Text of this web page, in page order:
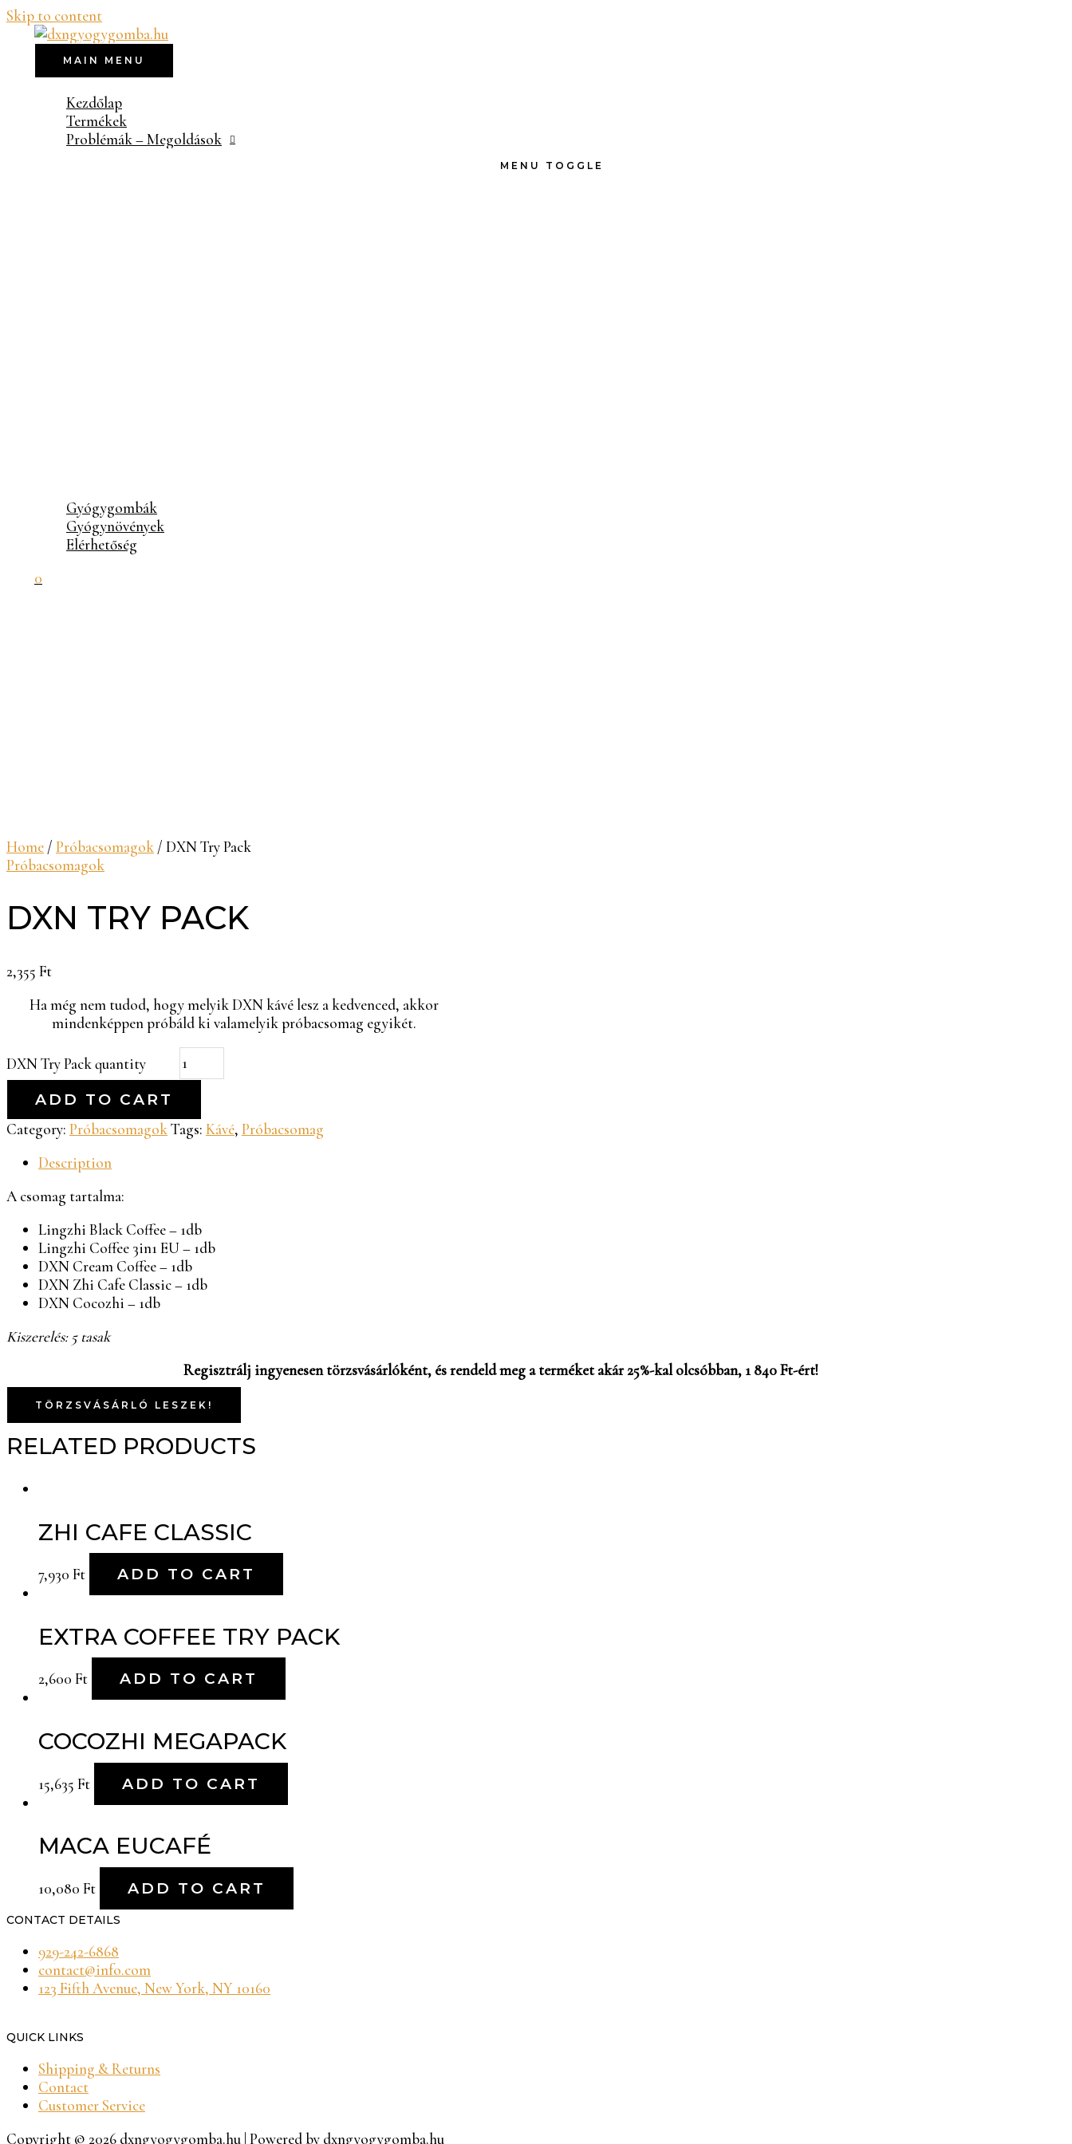
Skip to content
MAIN MENU
Kezdőlap
Termékek
Problémák – Megoldások
MENU TOGGLE
Gyógygombák
Gyógynövények
Elérhetőség
0
Home / Próbacsomagok / DXN Try Pack
Próbacsomagok
DXN TRY PACK
2,355 Ft
Ha még nem tudod, hogy melyik DXN kávé lesz a kedvenced, akkor
mindenképpen próbáld ki valamelyik próbacsomag egyikét.
DXN Try Pack quantity
ADD TO CART
Category: PróbacsomagokTags: Kávé, Próbacsomag
Description
A csomag tartalma:
Lingzhi Black Coffee – 1db
Lingzhi Coffee 3in1 EU – 1db
DXN Cream Coffee – 1db
DXN Zhi Cafe Classic – 1db
DXN Cocozhi – 1db
Kiszerelés: 5 tasak
Regisztrálj ingyenesen törzsvásárlóként, és rendeld meg a terméket akár 25%-kal olcsóbban, 1 840 Ft-ért!
TÖRZSVÁSÁRLÓ LESZEK!
RELATED PRODUCTS
ZHI CAFE CLASSIC
7,930 Ft ADD TO CART
EXTRA COFFEE TRY PACK
2,600 Ft ADD TO CART
COCOZHI MEGAPACK
15,635 Ft ADD TO CART
MACA EUCAFÉ
10,080 Ft ADD TO CART
CONTACT DETAILS
929-242-6868
contact@info.com
123 Fifth Avenue, New York, NY 10160
QUICK LINKS
Shipping & Returns
Contact
Customer Service
Copyright © 2026 dxngyogygomba.hu | Powered by dxngyogygomba.hu